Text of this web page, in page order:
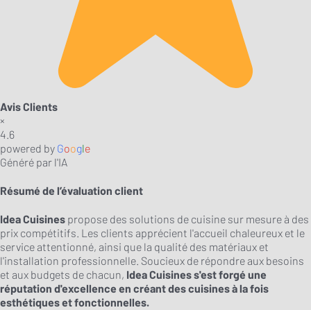
Avis Clients
×
4.6
powered by Google
Généré par l'IA
Résumé de l’évaluation client
Idea Cuisines propose des solutions de cuisine sur mesure à des
prix compétitifs. Les clients apprécient l'accueil chaleureux et le
service attentionné, ainsi que la qualité des matériaux et
l'installation professionnelle. Soucieux de répondre aux besoins
et aux budgets de chacun, Idea Cuisines s'est forgé une
réputation d'excellence en créant des cuisines à la fois
esthétiques et fonctionnelles.